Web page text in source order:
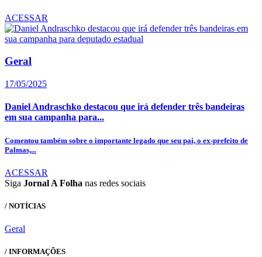
ACESSAR
Geral
17/05/2025
Daniel Andraschko destacou que irá defender três bandeiras
em sua campanha para...
Comentou também sobre o importante legado que seu pai, o ex-prefeito de
Palmas,...
ACESSAR
Siga Jornal A Folha nas redes sociais
/ NOTÍCIAS
Geral
/ INFORMAÇÕES